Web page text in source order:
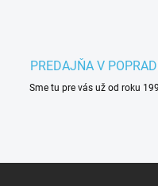
PREDAJŇA V
Sme tu pre vás už od roku